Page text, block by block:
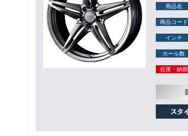
商品名
商品コード
インチ
ホール数
在庫・納期